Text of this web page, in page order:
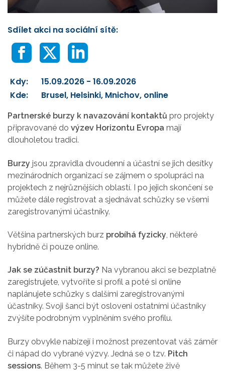
Sdílet akci na sociální sítě:
Kdy:
15.09.2026 - 16.09.2026
Kde:
Brusel, Helsinki, Mnichov, online
Partnerské burzy k navazování kontaktů pro projekty
připravované do výzev Horizontu Evropa mají
dlouholetou tradici.
Burzy jsou zpravidla dvoudenní a účastní se jich desítky
mezinárodních organizací se zájmem o spolupráci na
projektech z nejrůznějších oblastí. I po jejich skončení se
můžete dále registrovat a sjednávat schůzky se všemi
zaregistrovanými účastníky.
Většina partnerských burz probíhá fyzicky, některé
hybridně či pouze online.
Jak se zúčastnit burzy? Na vybranou akci se bezplatně
zaregistrujete, vytvoříte si profil a poté si online
naplánujete schůzky s dalšími zaregistrovanými
účastníky. Svoji šanci být osloveni ostatními účastníky
zvýšíte podrobným vyplněním svého profilu.
Burzy obvykle nabízejí i možnost prezentovat váš záměr
či nápad do vybrané výzvy. Jedná se o tzv. Pitch
sessions. Během 3-5 minut se tak můžete živě